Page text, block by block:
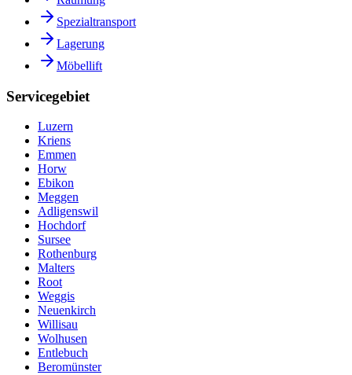
Spezialtransport
Lagerung
Möbellift
Servicegebiet
Luzern
Kriens
Emmen
Horw
Ebikon
Meggen
Adligenswil
Hochdorf
Sursee
Rothenburg
Malters
Root
Weggis
Neuenkirch
Willisau
Wolhusen
Entlebuch
Beromünster